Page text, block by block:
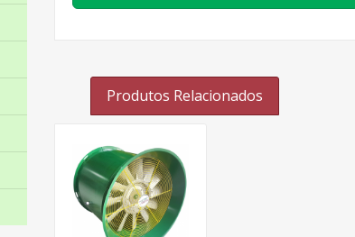
Produtos Relacionados